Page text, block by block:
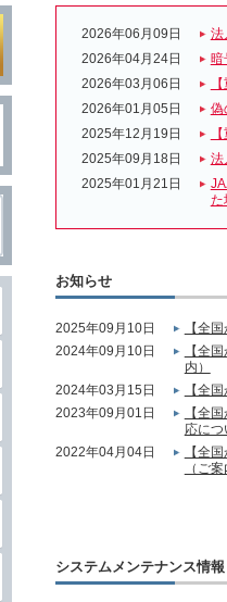
2026年06月09日
法
2026年04月24日
暗
2026年03月06日
2026年01月05日
偽
2025年12月19日
2025年09月18日
法
2025年01月21日
た
お知らせ
2025年09月10日
【全
2024年09月10日
【全
内）
2024年03月15日
【全
2023年09月01日
【全
応に
2022年04月04日
【全
（ご
システムメンテナンス情報